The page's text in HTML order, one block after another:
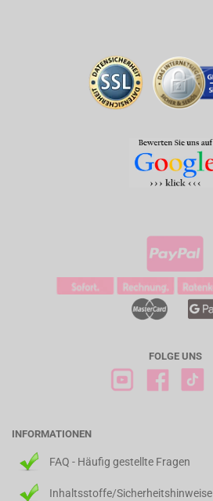
FOLGE UNS
INFORMATIONEN
FAQ - Häufig gestellte Fragen
Inhaltsstoffe/Sicherheitshinweise